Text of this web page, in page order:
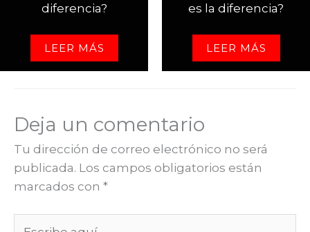
diferencia?
LEER MÁS
es la diferencia?
LEER MÁS
Deja un comentario
Tu dirección de correo electrónico no será
publicada. Los campos obligatorios están
marcados con *